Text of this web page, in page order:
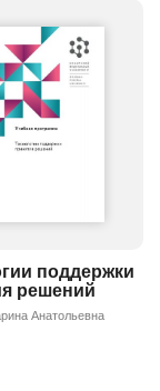
поддержки
решений
Анатольевна